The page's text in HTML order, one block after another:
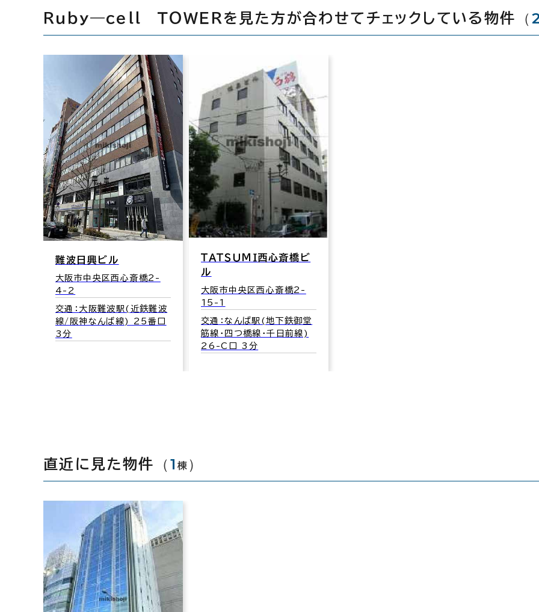
Ｒｕｂｙ―ｃｅｌｌ ＴＯＷＥＲを見た方が合わせてチェックしている物件 （
難波日興ビル
大阪市中央区西心斎橋2-
4-2
交通：大阪難波駅(近鉄難波
線/阪神なんば線) 25番口
3分
ＴＡＴＳＵＭＩ西心斎橋ビ
ル
大阪市中央区西心斎橋2-
15-1
交通：なんば駅(地下鉄御堂
筋線･四つ橋線･千日前線)
26-C口 3分
直近に見た物件 （1 棟 ）